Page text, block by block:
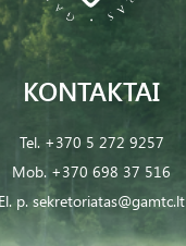
KONTAKTAI
Tel. +370 5 272 9257
Mob. +370 698 37 516
El. p. sekretoriatas@gamtc.lt